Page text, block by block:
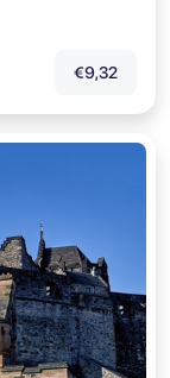
€9,32